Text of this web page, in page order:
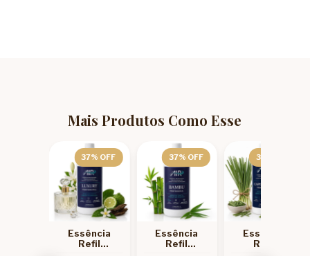
Mais Produtos Como Esse
37% OFF
Essência
Refil
37% OFF
Essência
Refil
37
Essência
Refil